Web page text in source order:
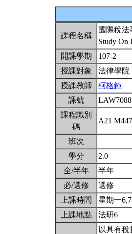
課程名稱
國際稅法
Study On
開課學期
107-2
授課對象
法律學
授課教師
柯格鐘
課號
LAW7088
課程識別
碼
A21
班次
學分
2.0
全/半年
半年
必/選修
選修
上課時間
星期一
上課地點
法研6
以具有